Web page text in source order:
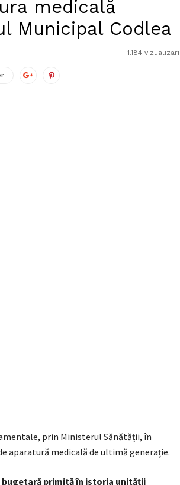
medicală
Municipal Codlea
1.184 vizualizari
prin Ministerul Sănătății, în
aparatură medicală de ultimă generație.
bugetară primită în istoria unității